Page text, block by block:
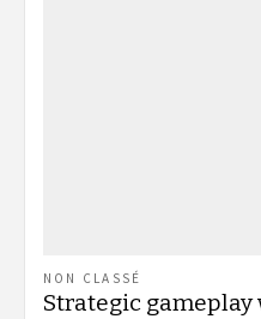
NON CLASSÉ
Strategic